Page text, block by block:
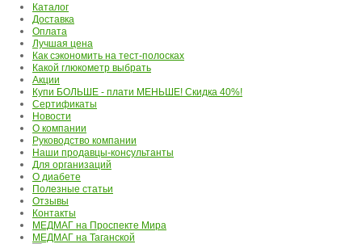
Каталог
Доставка
Оплата
Лучшая цена
Как сэкономить на тест-полосках
Какой глюкометр выбрать
Акции
Купи БОЛЬШЕ - плати МЕНЬШЕ! Скидка 40%!
Сертификаты
Новости
О компании
Руководство компании
Наши продавцы-консультанты
Для организаций
О диабете
Полезные статьи
Отзывы
Контакты
МЕДМАГ на Проспекте Мира
МЕДМАГ на Таганской